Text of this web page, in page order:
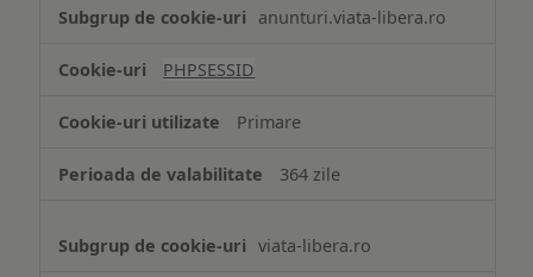
de
Cookie
necesare
anunturi.viata-libera.ro
PHPSESSID
Primare
364 zile
viata-libera.ro